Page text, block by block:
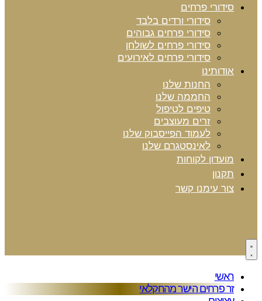
סידורי פרחים
סידורי ורדים בלבד
סידורי פרחים גבוהים
סידורי פרחים לשולחן
סידורי פרחים לאירועים
אודותינו
החנות שלנו
החממה שלנו
טיפים לטיפול
זרים מעוצבים
לעמוד הפייסבוק שלנו
לאינסטגרם שלנו
מועדון לקוחות
תקנון
צור עימנו קשר
ראשי
זר פרחים הישר מהחקלאי